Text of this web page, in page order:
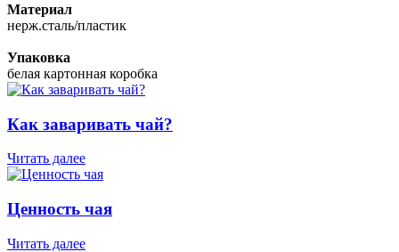
Материал
нерж.сталь/пластик
Упаковка
белая картонная коробка
Как заваривать чай?
Читать далее
Ценность чая
Читать далее